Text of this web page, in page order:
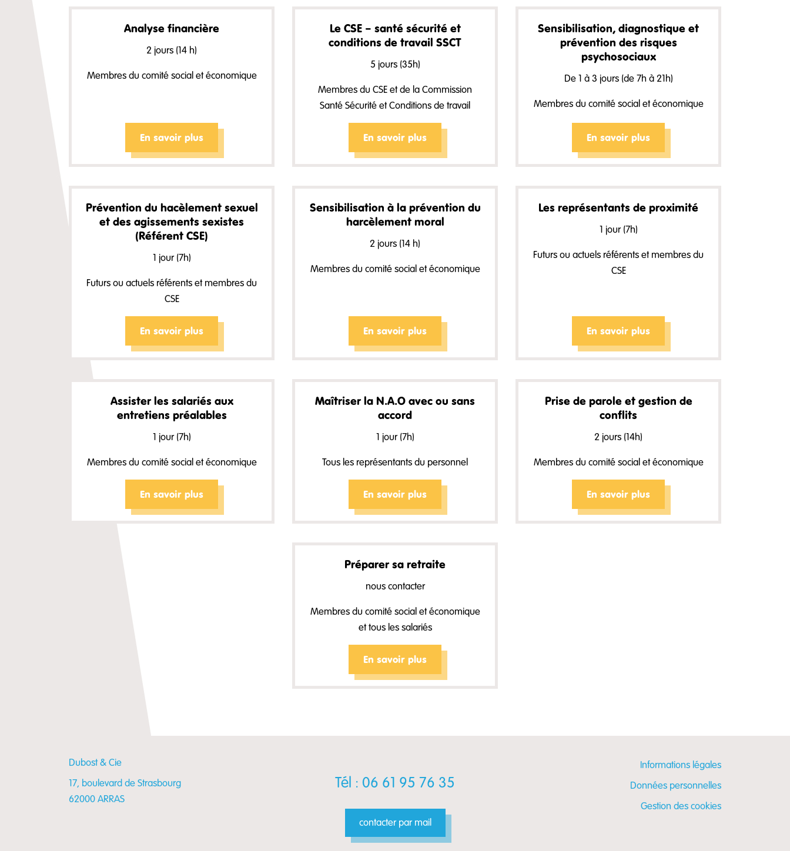
Analyse financière
2 jours (14 h)
Membres du comité social et économique
En savoir plus
Le CSE – santé sécurité et
conditions de travail SSCT
5 jours (35h)
Membres du CSE et de la Commission
Santé Sécurité et Conditions de travail
En savoir plus
Sensibilisation, diagnostique et
prévention des risques
psychosociaux
De 1 à 3 jours (de 7h à 21h)
Membres du comité social et économique
En savoir plus
Prévention du hacèlement sexuel
et des agissements sexistes
(Référent CSE)
1 jour (7h)
Futurs ou actuels référents et membres du
CSE
En savoir plus
Sensibilisation à la prévention du
harcèlement moral
2 jours (14 h)
Membres du comité social et économique
En savoir plus
Les représentants de proximité
1 jour (7h)
Futurs ou actuels référents et membres du
CSE
En savoir plus
Assister les salariés aux
entretiens préalables
1 jour (7h)
Membres du comité social et économique
En savoir plus
Maîtriser la N.A.O avec ou sans
accord
1 jour (7h)
Tous les représentants du personnel
En savoir plus
Prise de parole et gestion de
conflits
2 jours (14h)
Membres du comité social et économique
En savoir plus
Préparer sa retraite
nous contacter
Membres du comité social et économique
et tous les salariés
En savoir plus
Dubost & Cie
17, boulevard de Strasbourg
62000 ARRAS
Tél : 06 61 95 76 35
contacter par mail
Informations légales
Données personnelles
Gestion des cookies